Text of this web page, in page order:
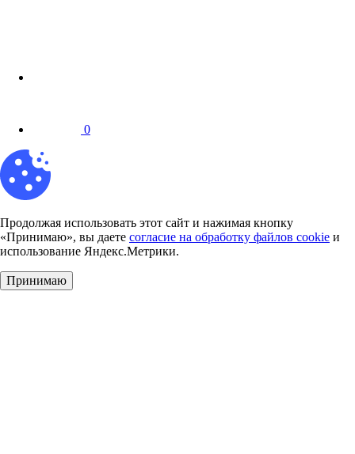
0
Продолжая использовать этот сайт и нажимая кнопку
«Принимаю», вы даете согласие на обработку файлов cookie и
использование Яндекс.Метрики.
Принимаю